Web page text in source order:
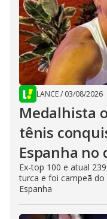
LANCE/ 03/08/2026
Medalhista
tênis
Espanha no
Ex-top 100 e atual
turca e foi campeã do
Espanha